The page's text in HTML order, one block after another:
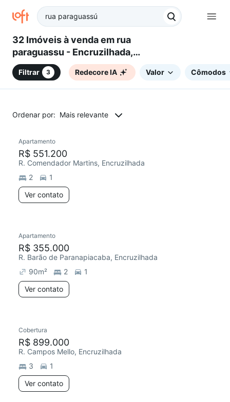
32 Imóveis à venda em rua
paraguassu - Encruzilhada,
Santos, SP
Filtrar 3 Redecore IA Valor Cômodos
Ordenar por: Mais relevante
Redecorar
Apartamento
R$ 551.200
R. Comendador Martins, Encruzilhada
2
1
Ver contato
Redecorar
Apartamento
R$ 355.000
R. Barão de Paranapiacaba, Encruzilhada
90m² 2
1
Ver contato
Redecorar
Cobertura
R$ 899.000
R. Campos Mello, Encruzilhada
3
1
Ver contato